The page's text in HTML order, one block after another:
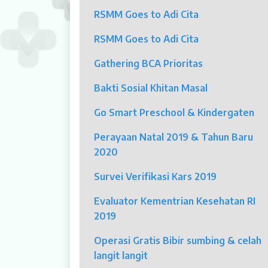
Klinik Andrologi
CBCT (Cone Beam Computed
Bronkoskopi
Dokter
Sunday Clinic
RSMM Goes to Adi Cita
RSMM Goes to Adi Cita
Gathering BCA Prioritas
Bakti Sosial Khitan Masal
Go Smart Preschool & Kindergaten
Perayaan Natal 2019 & Tahun Baru
2020
Survei Verifikasi Kars 2019
Evaluator Kementrian Kesehatan RI
2019
Operasi Gratis Bibir sumbing & celah
langit langit